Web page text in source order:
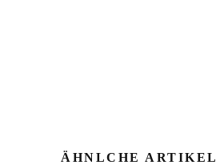
ÄHNLCHE ARTIKEL